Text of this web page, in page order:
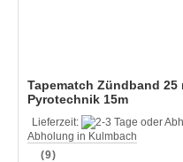
Tapematch Zündband 25
Pyrotechnik 15m
Lieferzeit:
Abholung in Kulmbach
(9)